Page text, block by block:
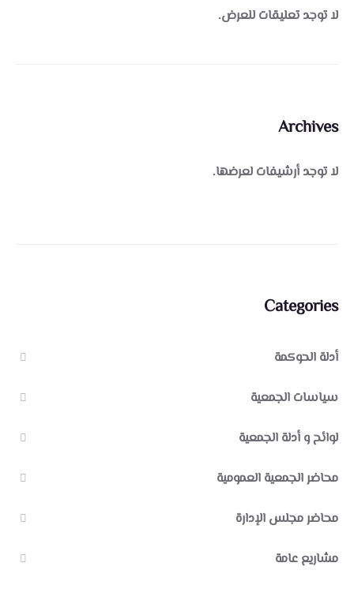
لا توجد تعليقات للعرض.
Archives
لا توجد أرشيفات لعرضها.
Categories
أدلة الحوكمة
سياسات الجمعية
لوائح و أدلة الجمعية
محاضر الجمعية العمومية
محاضر مجلس الإدارة
مشاريع عامة